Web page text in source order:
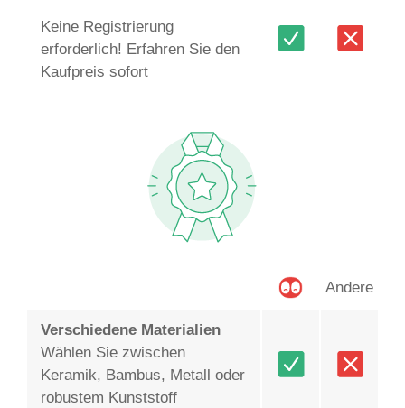
Keine Registrierung
erforderlich! Erfahren Sie den
Kaufpreis sofort
Andere
Verschiedene Materialien
Wählen Sie zwischen
Keramik, Bambus, Metall oder
robustem Kunststoff